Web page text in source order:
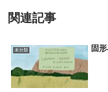
関連記事
未分類 固